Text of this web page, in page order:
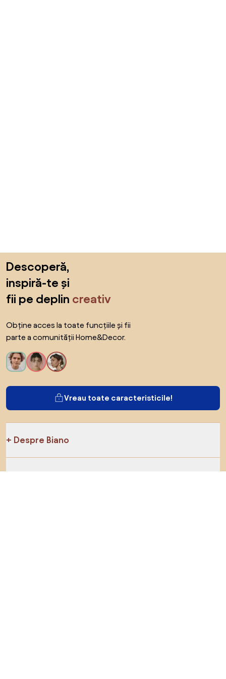
Descoperă,
inspiră-te și
fii pe deplin creativ
Obține acces la toate funcțiile și fii
parte a comunității Home&Decor.
Vreau toate caracteristicile!
Despre Biano